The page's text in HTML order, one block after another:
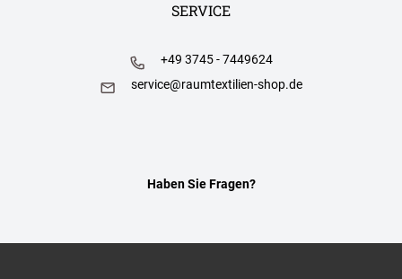
SERVICE
Haben Sie Fragen?
+49 3745 - 7449624
service@raumtextilien-shop.de